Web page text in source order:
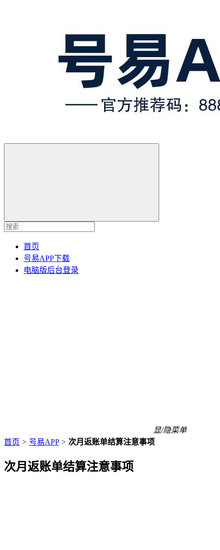
首页
号易APP下载
电脑版后台登录
显/隐菜单
首页 > 号易APP > 次月返账单结算注意事项
次月返账单结算注意事项